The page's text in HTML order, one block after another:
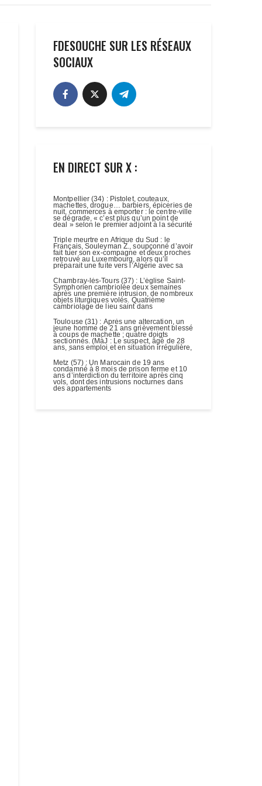
FDESOUCHE SUR LES RÉSEAUX
SOCIAUX
EN DIRECT SUR X :